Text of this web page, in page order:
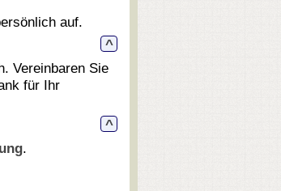
auf.
^
Vereinbaren Sie
für Ihr
^
.